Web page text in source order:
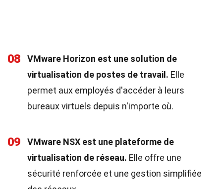
08
VMware Horizon est une solution de
virtualisation de postes de travail. Elle
permet aux employés d'accéder à leurs
bureaux virtuels depuis n'importe où.
09
VMware NSX est une plateforme de
virtualisation de réseau. Elle offre une
sécurité renforcée et une gestion simplifiée